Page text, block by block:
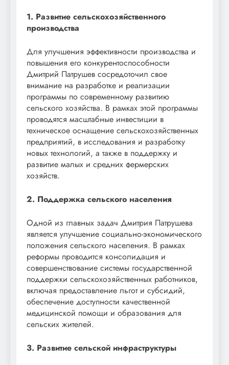
1. Развитие сельскохозяйственного
производства
Для улучшения эффективности производства и
повышения его конкурентоспособности
Дмитрий Патрушев сосредоточил свое
внимание на разработке и реализации
программы по современному развитию
сельского хозяйства. В рамках этой программы
проводятся масштабные инвестиции в
техническое оснащение сельскохозяйственных
предприятий, в исследования и разработку
новых технологий, а также в поддержку и
развитие малых и средних фермерских
хозяйств.
2. Поддержка сельского населения
Одной из главных задач Дмитрия Патрушева
является улучшение социально-экономического
положения сельского населения. В рамках
реформы проводится консолидация и
совершенствование системы государственной
поддержки сельскохозяйственных работников,
включая предоставление льгот и субсидий,
обеспечение доступности качественной
медицинской помощи и образования для
сельских жителей.
3. Развитие сельской инфраструктуры